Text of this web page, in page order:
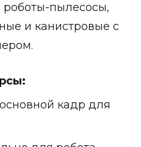
роботы-пылесосы,
и канистровые с
кадр для